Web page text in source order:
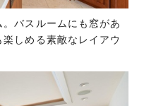
バスルームにも窓があ
しめる素敵なレイアウ